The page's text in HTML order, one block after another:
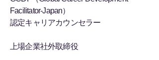
Facilitator-Japan）
認定キャリアカウンセラー
上場企業社外取締役